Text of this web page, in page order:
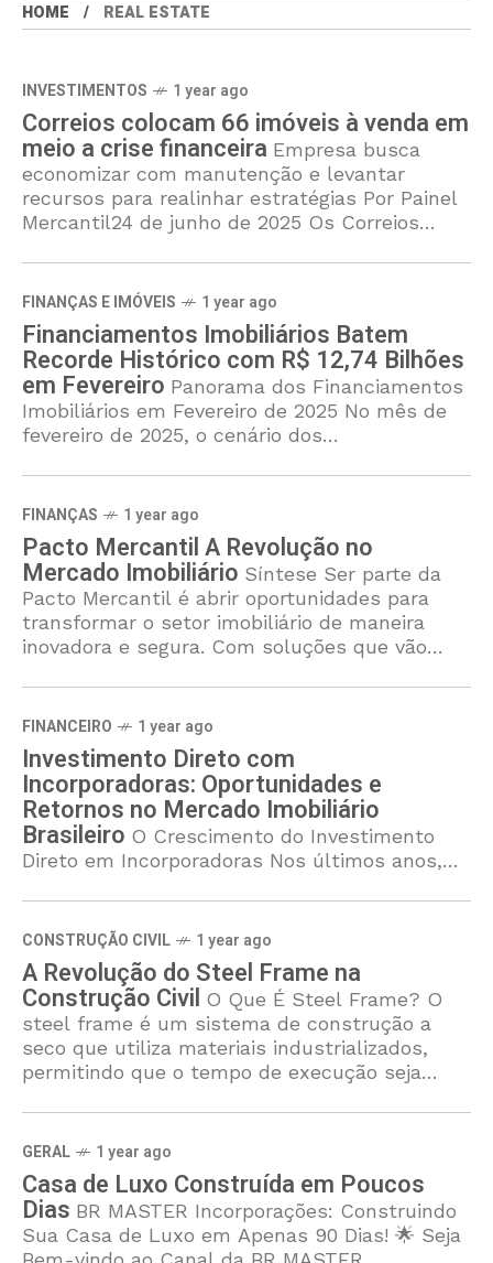
HOME REAL ESTATE
INVESTIMENTOS 1 year ago
Correios colocam 66 imóveis à venda em
meio a crise financeira Empresa busca
economizar com manutenção e levantar
recursos para realinhar estratégias Por Painel
Mercantil24 de junho de 2025 Os Correios
de imóveis
FINANÇAS E IMÓVEIS
1 year ago
Financiamentos Imobiliários Batem
Recorde Histórico com R$ 12,74 Bilhões
em Fevereiro Panorama dos Financiamentos
Imobiliários em Fevereiro de 2025 No mês de
fevereiro de 2025, o cenário dos
um marco histórico, registrando R$ 12,74
bilhões em
FINANÇAS 1 year ago
Pacto Mercantil A Revolução no
Mercado Imobiliário Síntese Ser parte da
Pacto Mercantil é abrir oportunidades para
transformar o setor imobiliário de maneira
inovadora e segura. Com soluções que vão
não
FINANCEIRO
1 year ago
Investimento Direto com
Incorporadoras: Oportunidades e
Retornos no Mercado Imobiliário
Brasileiro O Crescimento do Investimento
Direto em Incorporadoras Nos últimos anos,
popularidade do investimento direto em
incorporadoras no Brasil atrávés de SCP e SPE.
Este tipo
CONSTRUÇÃO CIVIL 1 year ago
A Revolução do Steel Frame na
Construção Civil O Que É Steel Frame? O
steel frame é um sistema de construção a
seco que utiliza materiais industrializados,
permitindo que o tempo de execução seja
GERAL 1 year ago
Casa de Luxo Construída em Poucos
Dias BR MASTER Incorporações: Construindo
Sua Casa de Luxo em Apenas 90 Dias! 🌟 Seja